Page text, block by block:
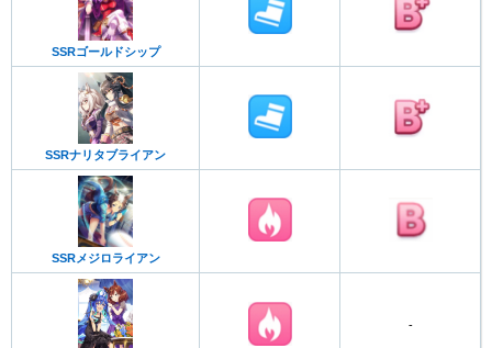
SSRゴールドシップ
SSRナリタブライアン
SSRメジロライアン
-